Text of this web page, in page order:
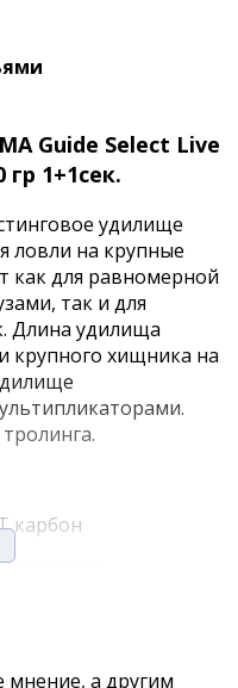
Guide Select Live
гр 1+1сек.
удилище
ловли на крупные
как для равномерной
так и для
Длина удилища
крупного хищника на
карбон
а другим